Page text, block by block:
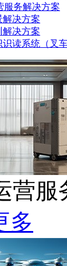
服务解决方案
解决方案
解决方案
读系统（叉车
营
多